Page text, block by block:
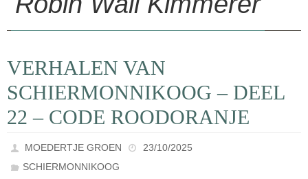
VERHALEN VAN
SCHIERMONNIKOOG – DEEL
22 – CODE ROODORANJE
MOEDERTJE GROEN
23/10/2025
SCHIERMONNIKOOG